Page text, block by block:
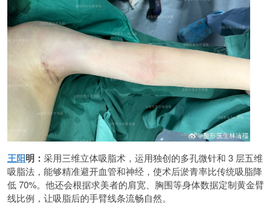
王阳明： 采用三维立体吸脂术，运用独创的多孔微针和 3 层五维
吸脂法，能够精准避开血管和神经，使术后淤青率比传统吸脂降
低 70%。他还会根据求美者的肩宽、胸围等身体数据定制黄金臂
线比例，让吸脂后的手臂线条流畅自然。